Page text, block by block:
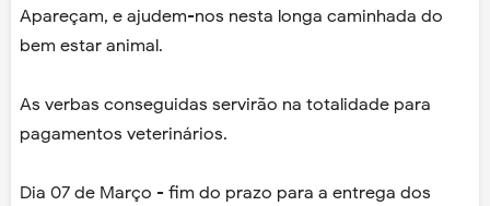
Apareçam, e ajudem-nos nesta longa caminhada do
bem estar animal.
As verbas conseguidas servirão na totalidade para
pagamentos veterinários.
Dia 07 de Março - fim do prazo para a entrega dos